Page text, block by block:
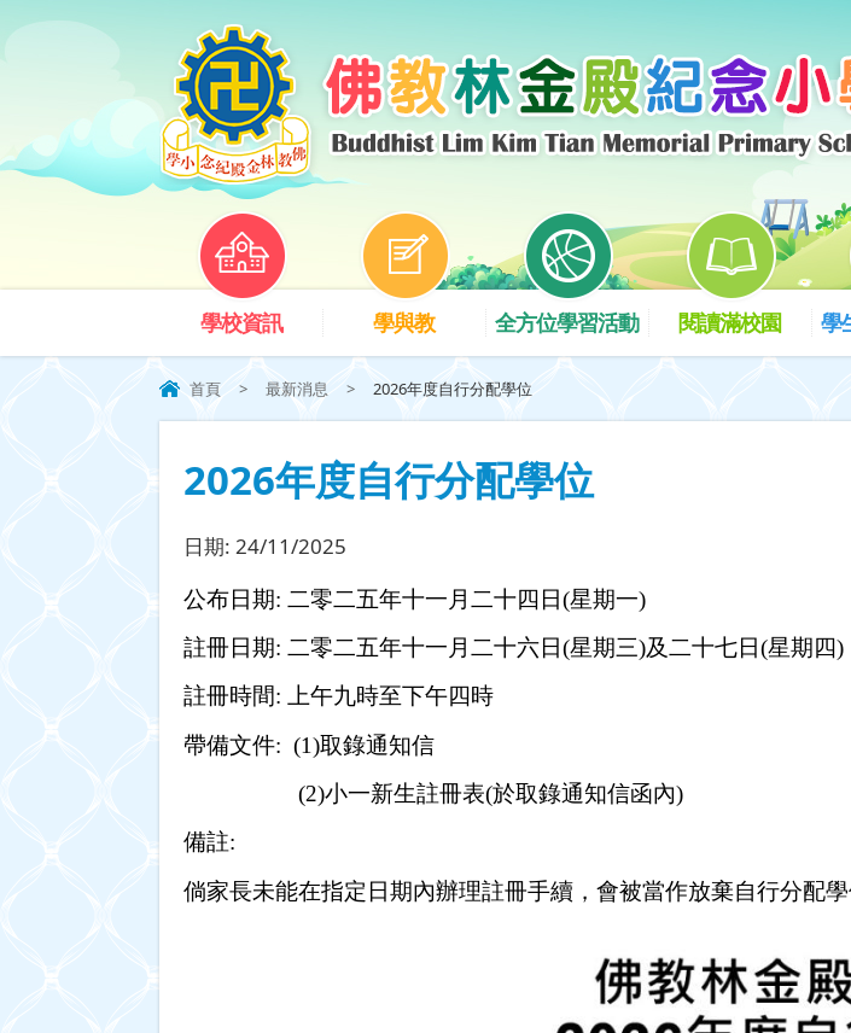
學校資訊 學與教 全方位學習活動 閱讀滿校園 學
首頁 > 最新消息 > 2026年度自行分配學位
2026年度自行分配學位
日期: 24/11/2025
公布日期: 二零二五年十一月二十四日(星期一)
註冊日期: 二零二五年十一月二十六日(星期三)及二十七日(星期四)
註冊時間: 上午九時至下午四時
帶備文件: (1)取錄通知信
(2)小一新生註冊表(於取錄通知信函內)
備註:
倘家長未能在指定日期內辦理註冊手續，會被當作放棄自行分配